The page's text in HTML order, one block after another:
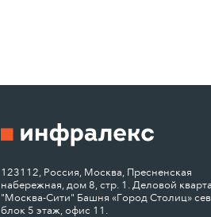
123112, Россия, Москва, Пресненская
набережная, дом 8, стр. 1. Деловой
"Москва-Сити" Башня «Город Столиц»
блок 5 этаж, офис 11.